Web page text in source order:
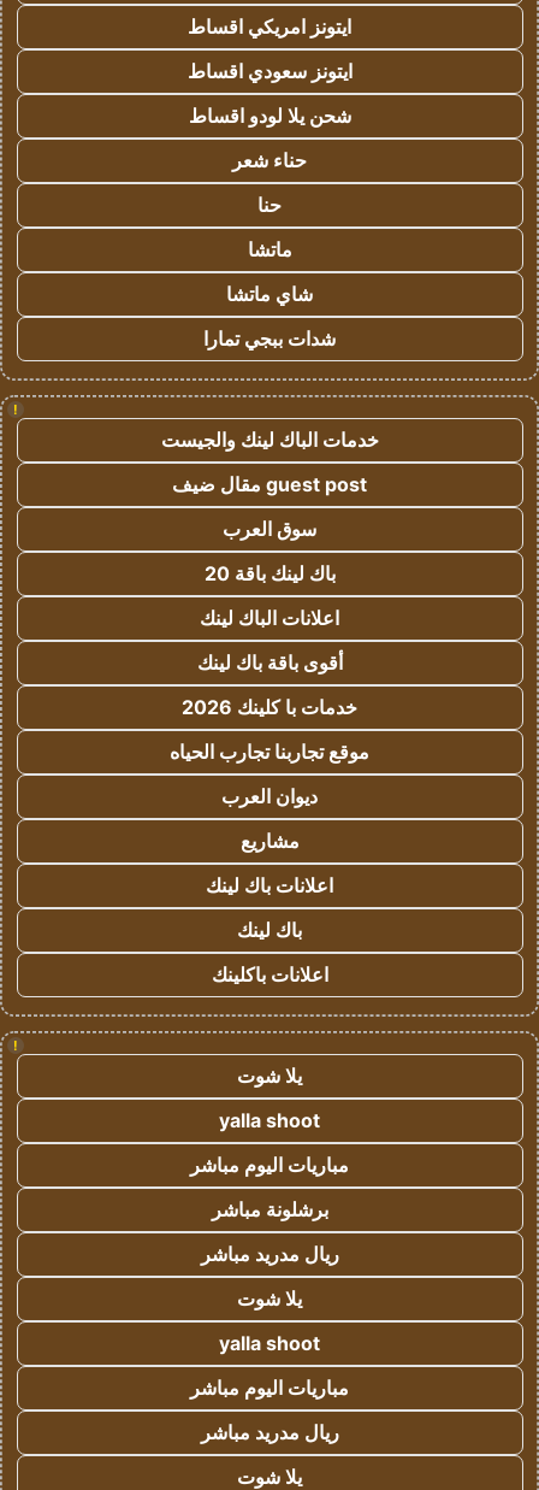
ايتونز امريكي اقساط
ايتونز سعودي اقساط
شحن يلا لودو اقساط
حناء شعر
حنا
ماتشا
شاي ماتشا
شدات ببجي تمارا
!
خدمات الباك لينك والجيست
guest post مقال ضيف
سوق العرب
باك لينك باقة 20
اعلانات الباك لينك
أقوى باقة باك لينك
خدمات با كلينك 2026
موقع تجاربنا تجارب الحياه
ديوان العرب
مشاريع
اعلانات باك لينك
باك لينك
اعلانات باكلينك
!
يلا شوت
yalla shoot
مباريات اليوم مباشر
برشلونة مباشر
ريال مدريد مباشر
يلا شوت
yalla shoot
مباريات اليوم مباشر
ريال مدريد مباشر
يلا شوت